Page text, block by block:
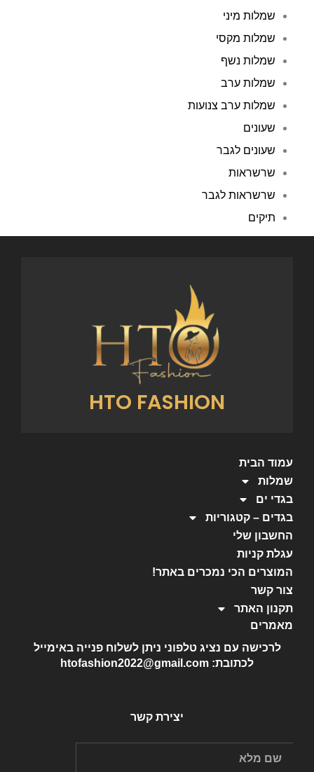
שמלות מיני
שמלות מקסי
שמלות נשף
שמלות ערב
שמלות ערב צנועות
שעונים
שעונים לגבר
שרשראות
שרשראות לגבר
תיקים
HTO FASHION
עמוד הבית
שמלות
בגדי ים
בגדים – קטגוריות
החשבון שלי
עגלת קניות
המוצרים הכי נמכרים באתר!
צור קשר
תקנון האתר
מאמרים
לרכישה עם נציג טלפוני ניתן לשלוח פנייה באימייל
לכתובת: htofashion2022@gmail.com
יצירת קשר